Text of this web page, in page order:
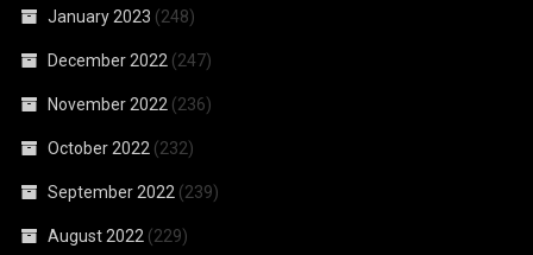
January 2023 (248)
December 2022 (247)
November 2022 (236)
October 2022 (232)
September 2022 (239)
August 2022 (229)